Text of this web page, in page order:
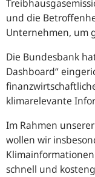
und die
Unternehmen, um
Die Bundesbank
Dashboard“
klimarelevante
Im Rahmen unserer
wollen wir
schnell und